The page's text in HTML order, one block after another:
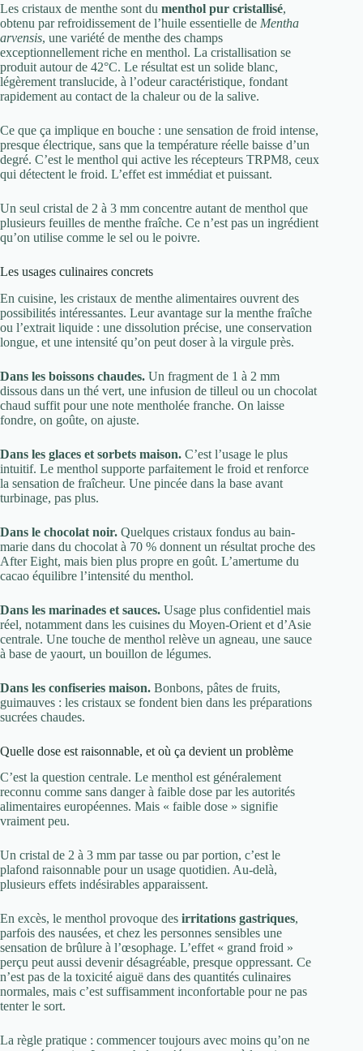
Les cristaux de menthe sont du menthol pur cristallisé,
obtenu par refroidissement de l’huile essentielle de Mentha
arvensis, une variété de menthe des champs
exceptionnellement riche en menthol. La cristallisation se
produit autour de 42°C. Le résultat est un solide blanc,
légèrement translucide, à l’odeur caractéristique, fondant
rapidement au contact de la chaleur ou de la salive.
Ce que ça implique en bouche : une sensation de froid intense,
presque électrique, sans que la température réelle baisse d’un
degré. C’est le menthol qui active les récepteurs TRPM8, ceux
qui détectent le froid. L’effet est immédiat et puissant.
Un seul cristal de 2 à 3 mm concentre autant de menthol que
plusieurs feuilles de menthe fraîche. Ce n’est pas un ingrédient
qu’on utilise comme le sel ou le poivre.
Les usages culinaires concrets
En cuisine, les cristaux de menthe alimentaires ouvrent des
possibilités intéressantes. Leur avantage sur la menthe fraîche
ou l’extrait liquide : une dissolution précise, une conservation
longue, et une intensité qu’on peut doser à la virgule près.
Dans les boissons chaudes. Un fragment de 1 à 2 mm
dissous dans un thé vert, une infusion de tilleul ou un chocolat
chaud suffit pour une note mentholée franche. On laisse
fondre, on goûte, on ajuste.
Dans les glaces et sorbets maison. C’est l’usage le plus
intuitif. Le menthol supporte parfaitement le froid et renforce
la sensation de fraîcheur. Une pincée dans la base avant
turbinage, pas plus.
Dans le chocolat noir. Quelques cristaux fondus au bain-
marie dans du chocolat à 70 % donnent un résultat proche des
After Eight, mais bien plus propre en goût. L’amertume du
cacao équilibre l’intensité du menthol.
Dans les marinades et sauces. Usage plus confidentiel mais
réel, notamment dans les cuisines du Moyen-Orient et d’Asie
centrale. Une touche de menthol relève un agneau, une sauce
à base de yaourt, un bouillon de légumes.
Dans les confiseries maison. Bonbons, pâtes de fruits,
guimauves : les cristaux se fondent bien dans les préparations
sucrées chaudes.
Quelle dose est raisonnable, et où ça devient un problème
C’est la question centrale. Le menthol est généralement
reconnu comme sans danger à faible dose par les autorités
alimentaires européennes. Mais « faible dose » signifie
vraiment peu.
Un cristal de 2 à 3 mm par tasse ou par portion, c’est le
plafond raisonnable pour un usage quotidien. Au-delà,
plusieurs effets indésirables apparaissent.
En excès, le menthol provoque des irritations gastriques,
parfois des nausées, et chez les personnes sensibles une
sensation de brûlure à l’œsophage. L’effet « grand froid »
perçu peut aussi devenir désagréable, presque oppressant. Ce
n’est pas de la toxicité aiguë dans des quantités culinaires
normales, mais c’est suffisamment inconfortable pour ne pas
tenter le sort.
La règle pratique : commencer toujours avec moins qu’on ne